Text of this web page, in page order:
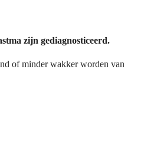
zijn gediagnosticeerd.
of minder wakker worden van